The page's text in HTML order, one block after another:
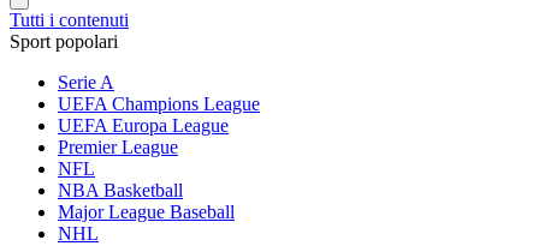
Tutti i contenuti
Sport popolari
Serie A
UEFA Champions League
UEFA Europa League
Premier League
NFL
NBA Basketball
Major League Baseball
NHL